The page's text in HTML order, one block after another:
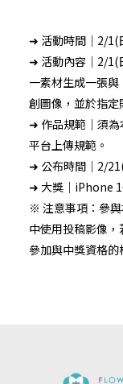
➜ 活動時間｜2/1(
➜ 活動內容｜2/1(
一素材生成一張
創圖像，並於指定
➜ 作品規範｜須為
平台上傳規範。
➜ 公布時間｜2/
➜ 大獎｜iPhone
※ 注意事項：參
中使用投稿影像
參加與中獎資格的